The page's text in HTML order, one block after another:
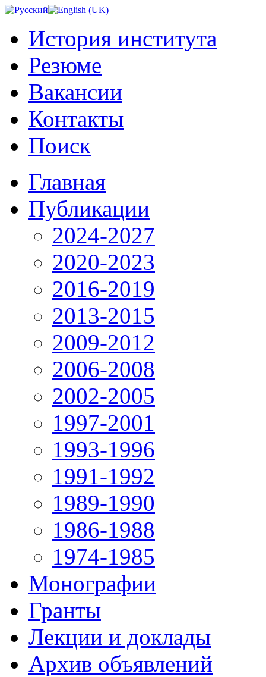
История института
Резюме
Вакансии
Контакты
Поиск
Главная
Публикации
2024-2027
2020-2023
2016-2019
2013-2015
2009-2012
2006-2008
2002-2005
1997-2001
1993-1996
1991-1992
1989-1990
1986-1988
1974-1985
Монографии
Гранты
Лекции и доклады
Архив объявлений